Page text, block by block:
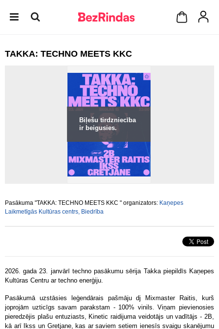
TAKKA: TECHNO MEETS KKC
Biļešu tirdzniecība
ir beigusies.
Pasākuma "TAKKA: TECHNO MEETS KKC " organizators: Kaņepes
Laikmetīgās Kultūras centrs, Biedrība
2026. gada 23. janvārī techno pasākumu sērija Takka piepildīs Kaņepes
Kultūras Centru ar techno enerģiju.
Pasākumā uzstāsies leģendārais pašmāju dj Mixmaster Raitis, kurš
joprojām uzticīgs savam parakstam - 100% vinils. Viņam pievienosies
pieredzējis plašu entuziasts, Kinetic raidijuma veidotājs un vadītājs - 2B,
kā arī Ikss un Gretjane, kas ar saviem setiem ienesīs svaigu skanējumu